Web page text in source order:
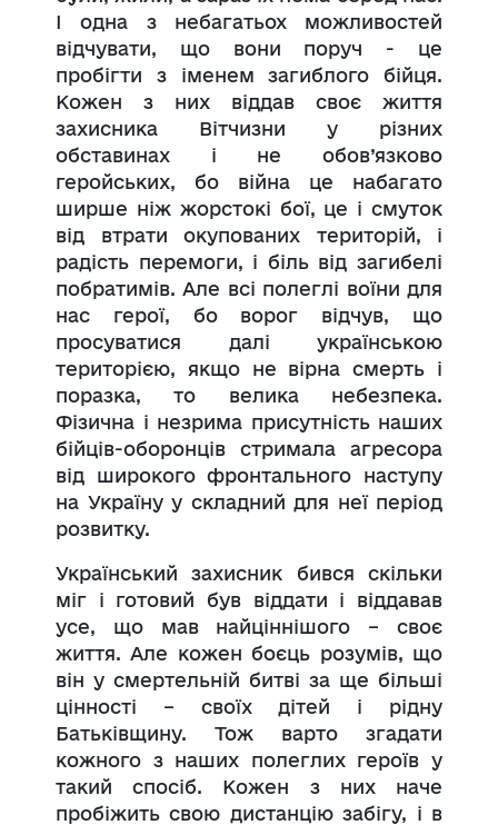
І одна з небагатьох можливостей
відчувати, що вони поруч - це
пробігти з іменем загиблого бійця.
Кожен з них віддав своє життя
захисника Вітчизни у різних
обставинах і не обов’язково
геройських, бо війна це набагато
ширше ніж жорстокі бої, це і смуток
від втрати окупованих територій, і
радість перемоги, і біль від загибелі
побратимів. Але всі полеглі воїни для
нас герої, бо ворог відчув, що
просуватися далі українською
територією, якщо не вірна смерть і
поразка, то велика небезпека.
Фізична і незрима присутність наших
бійців-оборонців стримала агресора
від широкого фронтального наступу
на Україну у складний для неї період
розвитку.
Український захисник бився скільки
міг і готовий був віддати і віддавав
усе, що мав найціннішого – своє
життя. Але кожен боєць розумів, що
він у смертельній битві за ще більші
цінності – своїх дітей і рідну
Батьківщину. Тож варто згадати
кожного з наших полеглих героїв у
такий спосіб. Кожен з них наче
пробіжить свою дистанцію забігу, і в